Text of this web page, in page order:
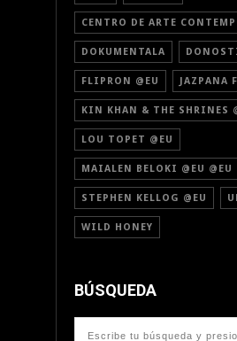
CENTRO DE ARTE
DOKUMENTALA
FLIPRON @EU JAZPANA
KIN KHAN & THE SHRINES
LOU TOPET @EU
MAIALEN BELOKI @EU @EU
STEPHEN KELLOG @EU
WILD HONEY
BÚSQUEDA